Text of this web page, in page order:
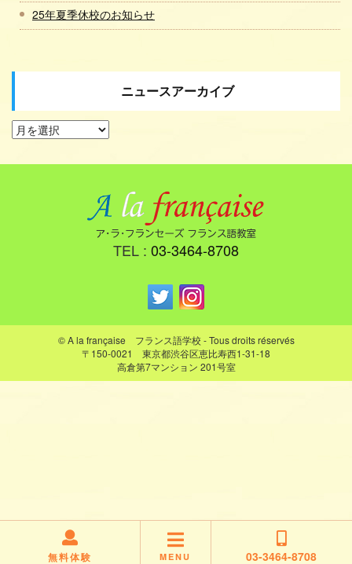
25年夏季休校のお知らせ
ニュースアーカイブ
無料体験 MENU 03-3464-8708
TEL : 03-3464-8708
© A la française フランス語学校 - Tous droits réservés
〒150-0021 東京都渋谷区恵比寿西1-31-18
高倉第7マンション 201号室